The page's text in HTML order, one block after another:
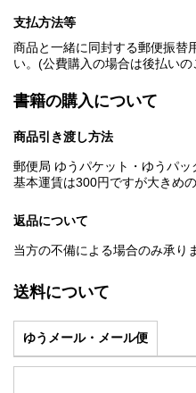
支払方法等
商品と一緒に同封する郵便振替
い。(公費購入の場合は後払い
書籍の購入について
商品引き渡し方法
郵便局 ゆうパケット・ゆうパ
基本運賃は300円ですが大きめ
返品について
当方の不備による場合のみ承り
送料について
ゆうメール・メール便